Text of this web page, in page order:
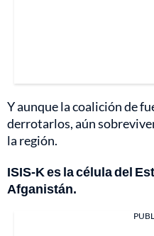
Y aunque la coalición de
derrotarlos, aún
la región.
ISIS-K es la célula del
Afganistán.